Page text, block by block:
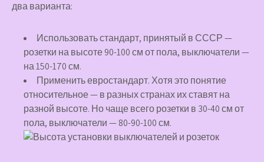
два варианта:
Использовать стандарт, принятый в СССР —
розетки на высоте 90-100 см от пола, выключатели —
на 150-170 см.
Применить евростандарт. Хотя это понятие
относительное — в разных странах их ставят на
разной высоте. Но чаще всего розетки в 30-40 см от
пола, выключатели — 80-90-100 см.